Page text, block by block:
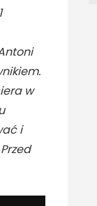
w
i
Przed